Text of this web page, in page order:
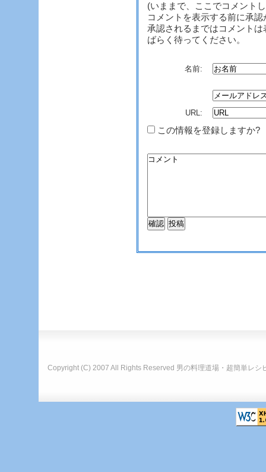
(いままで、ここでコメント
コメントを表示する前に承
承認されるまではコメント
ばらく待ってください。
名前:
URL:
この情報を登録しますか?
Copyright (C) 2007 All Rights Reserved 男の料理道場・超簡単レシ